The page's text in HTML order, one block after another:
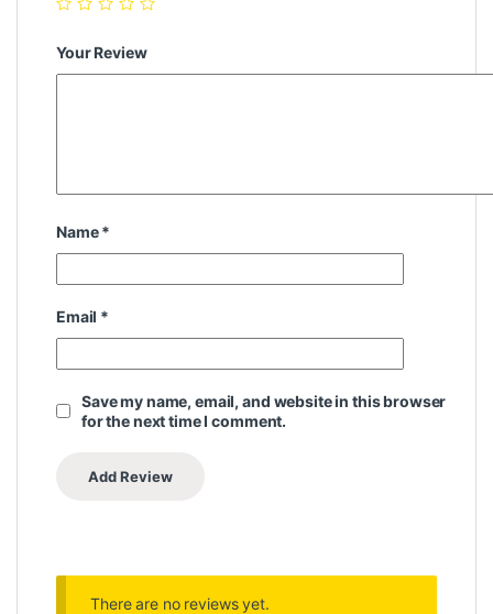
Your Review
Name*
Email *
Save my name, email, and website in this browser
for the next time I comment.
There are no reviews yet.